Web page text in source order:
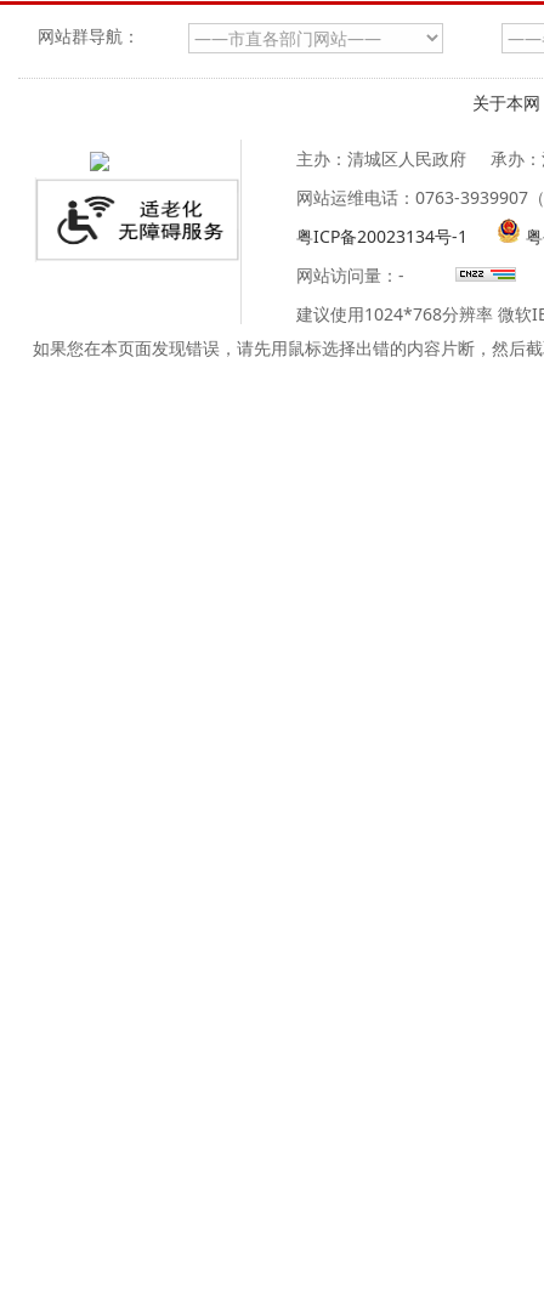
网站群导航：
关于本网
主办：清城区人民政府
承办
网站运维电话：0763-3939907
粤ICP备20023134号-1
网站访问量： -
建议使用1024*768分辨率 微软
如果您在本页面发现错误，请先用鼠标选择出错的内容片断，然后